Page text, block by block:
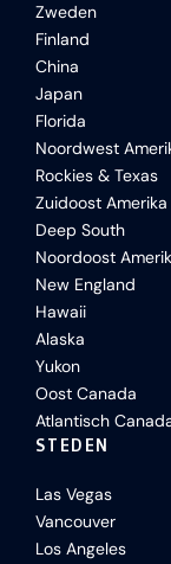
Zweden
Finland
China
Japan
Florida
Noordwest
Rockies & Texas
Zuidoost Amerika
Deep South
Noordoost
New England
Hawaii
Alaska
Yukon
Oost Canada
Atlantisch
STEDEN
Las Vegas
Vancouver
Los Angeles